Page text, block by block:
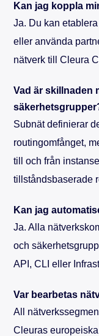
Kan jag koppla
Ja. Du kan
eller använda
nätverk till Cleura
Vad är skillnaden
Subnät definierar
routingomfånget,
till och från
tillståndsbaserade
Kan jag
Ja. Alla
och
API, CLI eller
Var bearbetas
All
Cleuras